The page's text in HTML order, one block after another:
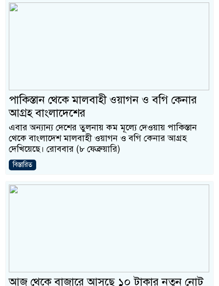
পাকিস্তান থেকে মালবাহী ওয়াগন ও বগি কেনার
আগ্রহ বাংলাদেশের
এবার অন্যান্য দেশের তুলনায় কম মূল্যে দেওয়ায় পাকিস্তান
থেকে বাংলাদেশ মালবাহী ওয়াগন ও বগি কেনার আগ্রহ
দেখিয়েছে। রোববার (৮ ফেব্রুয়ারি)
বিস্তারিত
আজ থেকে বাজারে আসছে ১০ টাকার নতুন নোট